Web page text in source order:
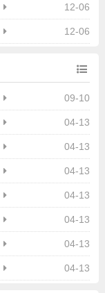
12-06
12-06
09-10
04-13
04-13
04-13
04-13
04-13
04-13
04-13